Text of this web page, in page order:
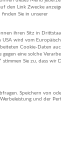
|
|
den Link Zwecke
finden Sie in unserer
ihren Sitz in
USA wird vom
Cookie-Daten
eine solche
stimmen Sie zu, dass wir
Speichern von
und der